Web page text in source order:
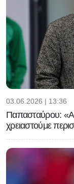
03.06.2026 | 13:36
Παπασταύρου:
χρειαστούμε